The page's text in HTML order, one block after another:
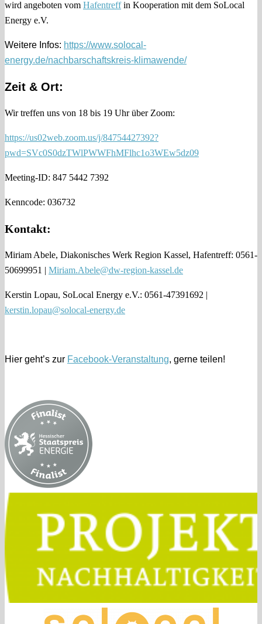
wird angeboten vom Hafentreffin Kooperation mit dem SoLocal
Energy e.V.
Weitere Infos: https://www.solocal-
energy.de/nachbarschaftskreis-klimawende/
Zeit & Ort:
Wir treffen uns von 18 bis 19 Uhr über Zoom:
https://us02web.zoom.us/j/84754427392?
pwd=SVc0S0dzTWlPWWFhMFlhc1o3WEw5dz09
Meeting-ID: 847 5442 7392
Kenncode: 036732
Kontakt:
Miriam Abele, Diakonisches Werk Region Kassel, Hafentreff: 0561-
50699951 | Miriam.Abele@dw-region-kassel.de
Kerstin Lopau, SoLocal Energy e.V.: 0561-47391692 |
kerstin.lopau@solocal-energy.de
Hier geht’s zur Facebook-Veranstaltung, gerne teilen!